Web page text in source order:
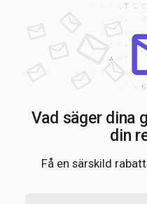
Vad säger dina
din
Få en särskild